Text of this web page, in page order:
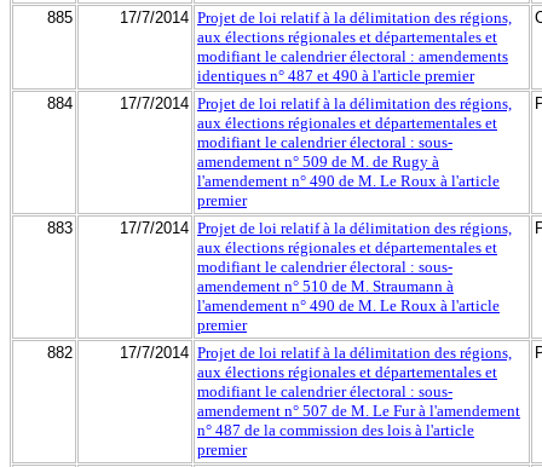
885 17/7/2014 Projet de loi relatif à la délimitation des régions,
aux élections régionales et départementales et
modifiant le calendrier électoral : amendements
identiques n° 487 et 490 à l'article premier
884 17/7/2014 Projet de loi relatif à la délimitation des régions,
aux élections régionales et départementales et
modifiant le calendrier électoral : sous-
amendement n° 509 de M. de Rugy à
l'amendement n° 490 de M. Le Roux à l'article
premier
883 17/7/2014 Projet de loi relatif à la délimitation des régions,
aux élections régionales et départementales et
modifiant le calendrier électoral : sous-
amendement n° 510 de M. Straumann à
l'amendement n° 490 de M. Le Roux à l'article
premier
882 17/7/2014 Projet de loi relatif à la délimitation des régions,
aux élections régionales et départementales et
modifiant le calendrier électoral : sous-
amendement n° 507 de M. Le Fur à l'amendement
n° 487 de la commission des lois à l'article
premier